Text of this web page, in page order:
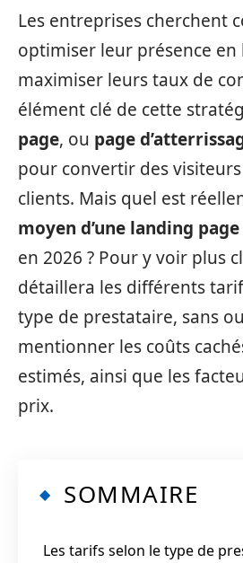
Les entreprises cherchent
optimiser leur présence en
maximiser leurs taux de
élément clé de cette
page, ou page
pour convertir des
clients. Mais quel est
moyen d’une landing
en 2026 ? Pour y voir plus
détaillera les différents
type de prestataire, sans
mentionner les coûts
estimés, ainsi que les
prix.
SOMMAIRE
Les tarifs selon le type de